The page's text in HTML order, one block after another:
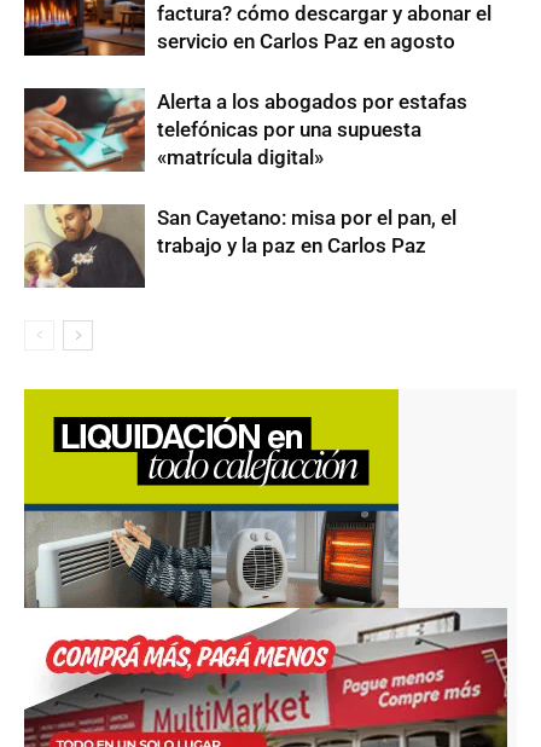
factura? cómo descargar y abonar el
servicio en Carlos Paz en agosto
Alerta a los abogados por estafas
telefónicas por una supuesta
«matrícula digital»
San Cayetano: misa por el pan, el
trabajo y la paz en Carlos Paz